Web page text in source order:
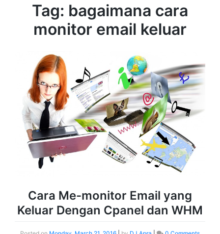
Tag: bagaimana cara
monitor email keluar
Cara Me-monitor Email yang
Keluar Dengan Cpanel dan WHM